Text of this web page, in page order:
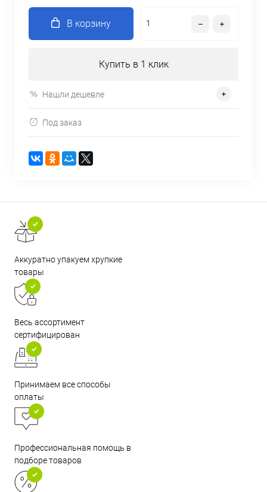
В корзину
Купить в 1 клик
Нашли дешевле
Под заказ
Аккуратно упакуем хрупкие
товары
Весь ассортимент
сертифицирован
Принимаем все способы
оплаты
Профессиональная помощь в
подборе товаров